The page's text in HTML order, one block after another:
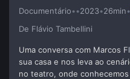
Documentário••2023•26min•
De Flávio Tambellini
Uma conversa com Marcos
sua casa e nos leva ao
no teatro, onde